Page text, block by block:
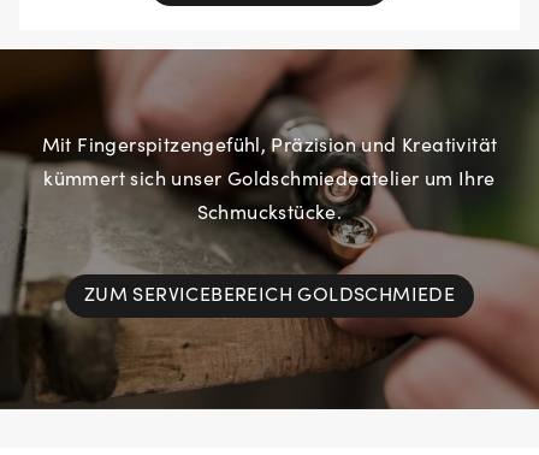
Mit Fingerspitzengefühl, Präzision und Kreativität
kümmert sich unser Goldschmiedeatelier um Ihre
Schmuckstücke.
ZUM SERVICEBEREICH GOLDSCHMIEDE